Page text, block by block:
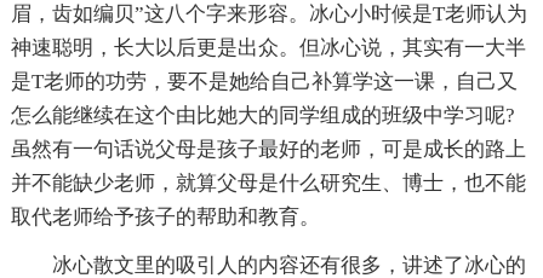
眉，齿如编贝”这八个字来形容。冰心小时候是T老师认为
神速聪明，长大以后更是出众。但冰心说，其实有一大半
是T老师的功劳，要不是她给自己补算学这一课，自己又
怎么能继续在这个由比她大的同学组成的班级中学习呢?
虽然有一句话说父母是孩子最好的老师，可是成长的路上
并不能缺少老师，就算父母是什么研究生、博士，也不能
取代老师给予孩子的帮助和教育。
冰心散文里的吸引人的内容还有很多，讲述了冰心的